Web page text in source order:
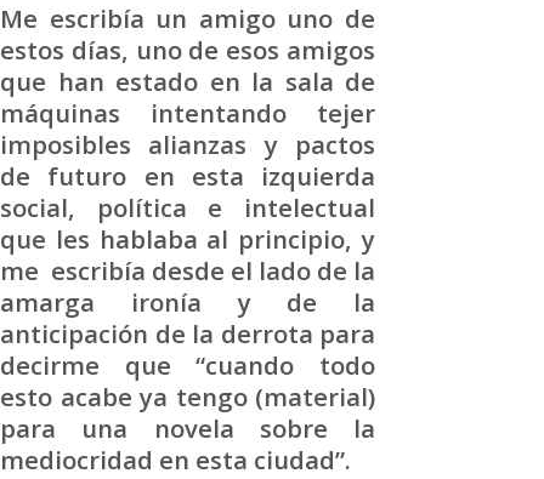
Me escribía un amigo uno de
estos días, uno de esos amigos
que han estado en la sala de
máquinas intentando tejer
imposibles alianzas y pactos
de futuro en esta izquierda
social, política e intelectual
que les hablaba al principio, y
me escribía desde el lado de la
amarga ironía y de la
anticipación de la derrota para
decirme que “cuando todo
esto acabe ya tengo (material)
para una novela sobre la
mediocridad en esta ciudad”.